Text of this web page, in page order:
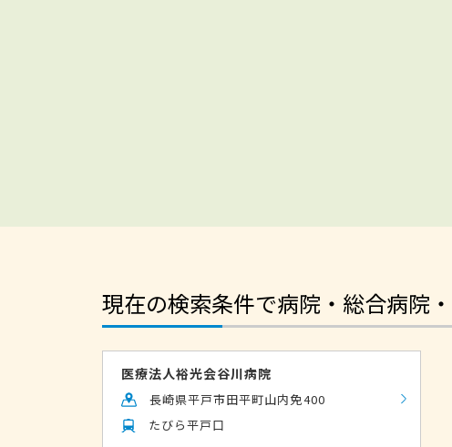
現在の検索条件で病院・総合病院
医療法人裕光会谷川病院
長崎県平戸市田平町山内免400
たびら平戸口